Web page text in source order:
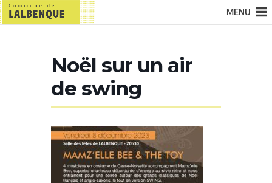
MENU
Noël sur un air
de swing